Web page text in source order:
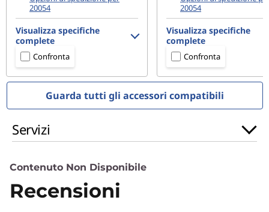
20054
Visualizza specifiche
complete
Confronta
20054
Visualizza specifiche
complete
Confronta
Guarda tutti gli accessori compatibili
Servizi
Contenuto Non Disponibile
Recensioni